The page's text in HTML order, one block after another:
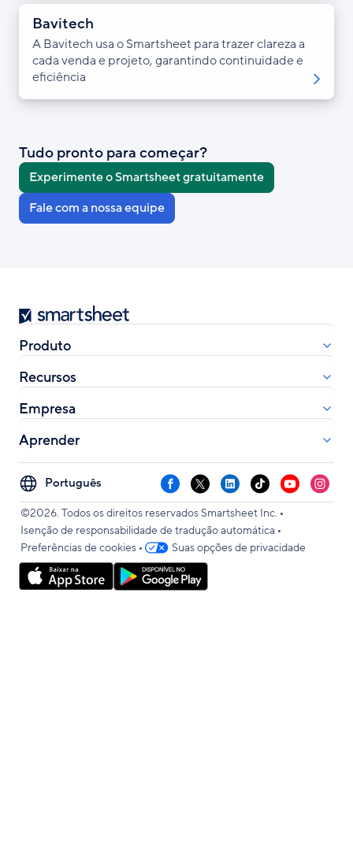
Bavitech
A Bavitech usa o Smartsheet para trazer clareza a
cada venda e projeto, garantindo continuidade e
eficiência
Tudo pronto para começar?
Experimente o Smartsheet gratuitamente
Fale com a nossa equipe
Smartsheet
Produto
Recursos
Empresa
Aprender
Select
your
language
Facebook
X LinkedInTikTokYouTube
©2026. Todos os direitos reservados Smartsheet Inc. •
Isenção de responsabilidade de tradução automática •
Preferências de cookies • Suas opções de privacidade